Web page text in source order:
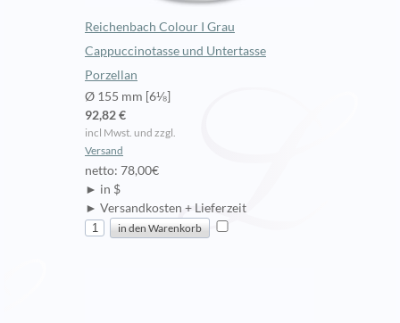
Reichenbach Colour I Grau
Cappuccinotasse und Untertasse
Porzellan
Ø 155 mm [6⅛]
92,82 €
incl Mwst. und zzgl.
Versand
netto: 78,00€
► in $
► Versandkosten + Lieferzeit